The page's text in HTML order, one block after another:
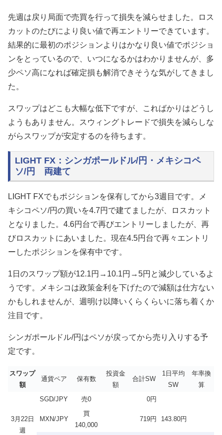
先週は戻り局面で売買を行って損失を減らせました。ロス
カットのたびにより良い値で再エントリーできています。
結果的に最初のポジションよりはかなり良い値でポジショ
ンをとっているので、いつになるかはわかりませんが、多
少ペソ高になれば確定損も解消できそうな気がしてきまし
た。
スワップはどこも大幅な低下ですが、こればかりはどうし
ようもありません。スウィングトレードで損失を減らしな
がらスワップが安定するのを待ちます。
LIGHT FX：シンガポールドル/円・メキシコペ
ソ/円 両建て
LIGHT FXでもポジションを保有してから3週目です。メ
キシコペソ/円の買いを4.7円で建てましたが、ロスカット
となりました。4.6円台で再びエントリーしましたが、再
びロスカットにあいました。現在4.5円台で再々エントリ
ーしたポジションを保有中です。
1日のスワップ額が12.1円→10.1円→5円と減少しているよ
うです。メキシコは政策金利を下げたので減額は仕方ない
かもしれませんが、週明け以降いくらくらいに落ち着くか
注目です。
シンガポールドル/円はペソが戻ってから売り入りする予
定です。
スワップ
額
通貨ペア 保有数
投資金
額
合計SW
1日平均
SW
年率換
算
3月22日
週
SGD/JPY 売0 0円
MXN/JPY
買
140,000
719円 143.80円